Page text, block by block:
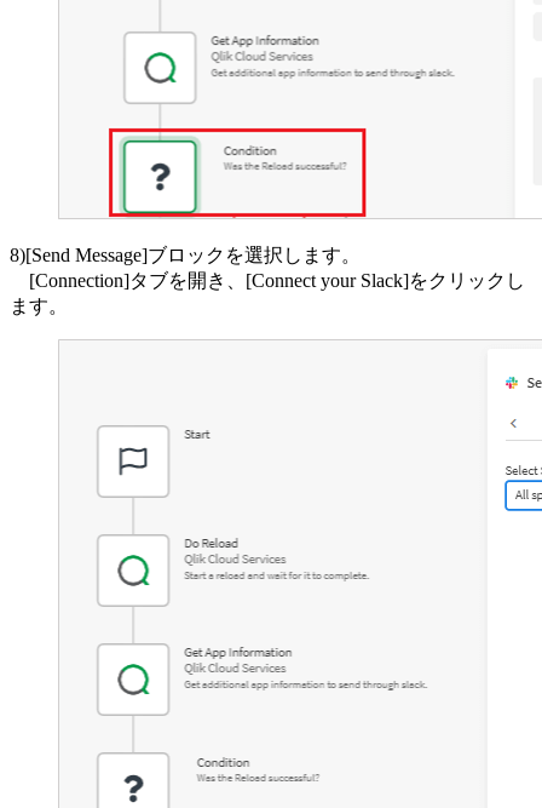
8)[Send Message]ブロックを選択します。
[Connection]タブを開き、[Connect your Slack]をクリックし
ます。